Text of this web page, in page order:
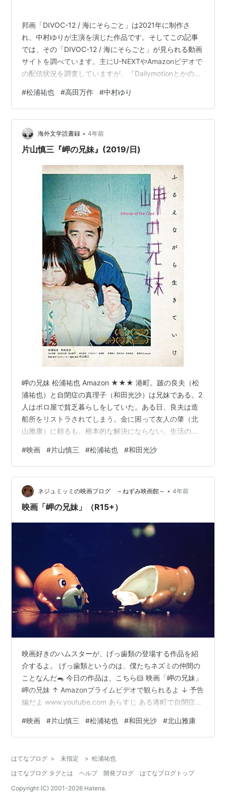
邦画「DIVOC-12 / 海にそらごと」は2021年に制作さ
れ、中村ゆりが主演を演じた作品です。そしてこの記事
では、その「DIVOC-12 / 海にそらごと」が見られる動画
サイトを調べています。主にU-NEXTやAmazonビデオで
の配信状況を調査していますが、『Dailymotionとかの無
と･･･』という方向けに、無料動画サイトのリンクも載せ
ています。動画があったとしても違法アップロードされ
た動画ばかりだと思いますが、気にしない人は無料動画
サイトでも動画を探してみてください。1.「DIVOC-12 /
海にそらごと」を無料サイトで探す無…
#松浦祐也 #高田万作 #中村ゆり
海外文学読書録 • 4年前
片山慎三『岬の兄妹』(2019/日)
岬の兄妹 松浦祐也 Amazon ★★★ 港町。跛の良夫（松
浦祐也）と自閉症の真理子（和田光沙）は兄妹である。2
人はボロ屋で貧乏暮らしをしていた。ある日、良夫は造
船所をリストラされてしまう。金に困って友人の肇（北
山雅康）に頼るも、根本的な解決にならない。生活のた
がら、生存の厳しさを突きつけてくる。売春について
は、通常だったらヒモと彼女の関係になるところを、実
の兄妹に置き換えているところがポイントだ。兄が妹に
売春させる絵面はインパクトが大きい。しかも、妹は自
閉症で善悪の区別がついておらず、傍から見ると幸せそ
#映画 #片山慎三 #松浦祐也 #和田光沙
ネジュミッミの映画ブログ ～ねずみ映画館～ • 4年前
映画「岬の兄妹」（R15+）
映画好きのハムスターが、げっ歯類の登場する作品を紹
介するよ。 げっ歯類というのは、僕たちネズミの仲間の
ことなんだ🐀 今日の作品は、こちら🐹 映画「岬の兄妹」
岬の兄妹 ↑ Amazonプライムビデオで観られるよ ↓ 予告
編だよ www.youtube.com あらすじ ある港町で自閉症の
されて生活に困った良夫は真理子に売春をさせて生計を
立てようとする。 良夫は金銭のために男に妹の身体を斡
とがなかった妹の本当の喜びや悲しみに触れることで、
複雑な心境にいたる。 そんな中、妹の心と体には少しず
つ変化…
#映画 #片山慎三 #松浦祐也 #和田光沙 #北山雅康
はてなブログ > 未指定 > 松浦祐也
はてなブログ タグとは
ヘルプ 開発ブログ
はてなブログトップ
Copyright (C) 2001-2026 Hatena.